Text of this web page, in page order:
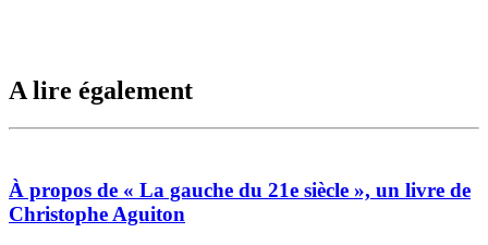
A lire également
À propos de « La gauche du 21e siècle », un livre de
Christophe Aguiton